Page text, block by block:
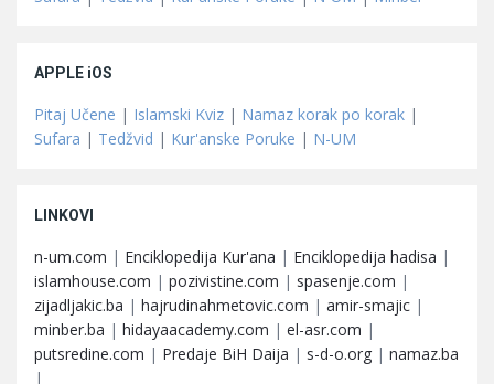
APPLE iOS
Pitaj Učene | Islamski Kviz | Namaz korak po korak |
Sufara | Tedžvid | Kur'anske Poruke | N-UM
LINKOVI
n-um.com | Enciklopedija Kur'ana | Enciklopedija hadisa |
islamhouse.com | pozivistine.com | spasenje.com |
zijadljakic.ba | hajrudinahmetovic.com | amir-smajic |
minber.ba | hidayaacademy.com | el-asr.com |
putsredine.com | Predaje BiH Daija | s-d-o.org | namaz.ba
|